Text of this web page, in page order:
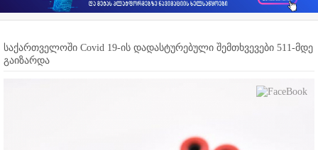
საქართველოში Covid 19-ის დადასტურებული შემთხვევები 511-მდე
გაიზარდა